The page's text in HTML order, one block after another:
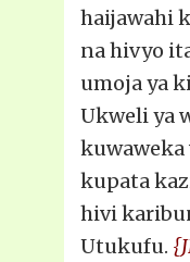
haijawahi
na hivyo
umoja ya
Ukweli ya
kuwaweka
kupata
hivi
Utukufu.